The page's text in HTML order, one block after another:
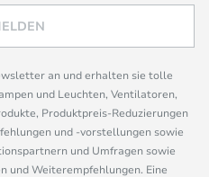
an und erhalten sie tolle
und Leuchten, Ventilatoren,
Produktpreis-Reduzierungen
und -vorstellungen sowie
und Umfragen sowie
und Weiterempfehlungen. Eine